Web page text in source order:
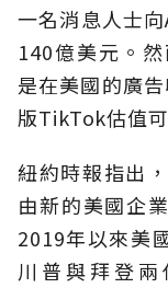
一名消息人士
140億美元。
是在美國的廣
版TikTok估值
紐約時報指出
由新的美國企
2019年以來美
川普與拜登